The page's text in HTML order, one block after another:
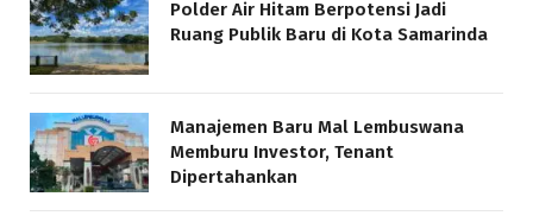
Polder Air Hitam Berpotensi Jadi
Ruang Publik Baru di Kota Samarinda
Manajemen Baru Mal Lembuswana
Memburu Investor, Tenant
Dipertahankan